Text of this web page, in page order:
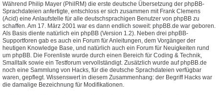
Während Philip Mayer (PhilRM) die erste deutsche Übersetzung der phpBB-
Sprachdateien anfertigte, entschloss er sich zusammen mit Frank Clemens
(Acid) eine Anlaufstelle für alle deutschsprachigen Benutzer von phpBB zu
schaffen. Am 17. März 2001 war es dann endlich soweit: phpBB.de war geboren.
Als Basis diente natürlich ein phpBB (Version 1.2). Neben drei phpBB-
Supportforen gab es auch ein Forum für Anleitungen, dem Vorgänger der
heutigen Knowledge Base, und natürlich auch ein Forum für Neuigkeiten rund
um phpBB. Die Forenliste wurde durch einen Bereich für Coding & Technik,
Smalltalk sowie ein Testforum vervollständigt. Zusätzlich wurde auf phpBB.de
noch eine Sammlung von Hacks, für die deutsche Sprachdateien verfügbar
waren, gepflegt. Wissenswert in diesem Zusammenhang: der Begriff Hacks war
die damalige Bezeichnung für Modifikationen.